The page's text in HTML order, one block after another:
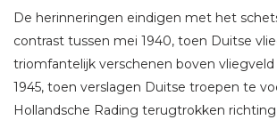
De herinneringen eindigen met het
contrast tussen mei 1940, toen Duitse
triomfantelijk verschenen boven
1945, toen verslagen Duitse troepen te
Hollandsche Rading terugtrokken